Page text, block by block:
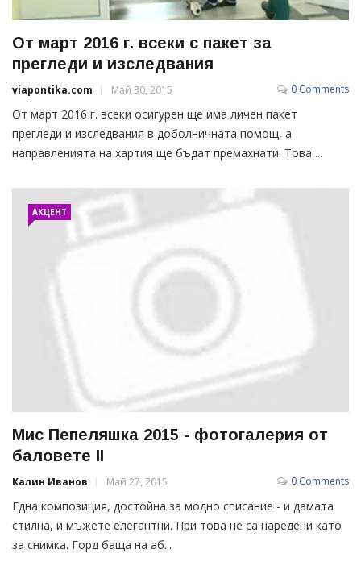
От март 2016 г. всеки с пакет за
прегледи и изследвания
viapontika.com Май 30, 2015 0 Comments
От март 2016 г. всеки осигурен ще има личен пакет
прегледи и изследвания в доболничната помощ, а
направленията на хартия ще бъдат премахнати. Това ...
АКЦЕНТ
Мис Пепеляшка 2015 - фотогалерия от
баловете II
Калин Иванов Май 27, 2015 0 Comments
Една композиция, достойна за модно списание - и дамата
стилна, и мъжете елегантни. При това не са наредени като
за снимка. Горд баща на аб...